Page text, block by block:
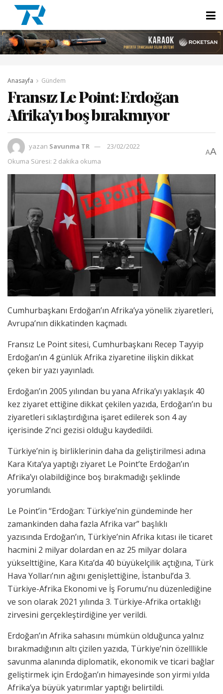
Anasayfa Gündem
Fransız Le Point: Erdoğan
Afrika’yı boş bırakmıyor
yazan Savunma TR
23/02/2022
Okuma Süresi: 2 dakika okuma
AA
Cumhurbaşkanı Erdoğan’ın Afrika’ya yönelik ziyaretleri,
Avrupa’nın dikkatinden kaçmadı.
Fransız Le Point sitesi, Cumhurbaşkanı Recep Tayyip
Erdoğan’ın 4 günlük Afrika ziyaretine ilişkin dikkat
çeken bir yazı yayınladı.
Erdoğan’ın 2005 yılından bu yana Afrika’yı yaklaşık 40
kez ziyaret ettiğine dikkat çekilen yazıda, Erdoğan’ın bu
ziyaretleri sıklaştırdığına işaret edilerek son 4 ay
içerisinde 2’nci gezisi olduğu kaydedildi.
Türkiye’nin iş birliklerinin daha da geliştirilmesi adına
Kara Kıta’ya yaptığı ziyaret Le Point’te Erdoğan’ın
Afrika’yı olabildiğince boş bırakmadığı şeklinde
yorumlandı.
Le Point’in “Erdoğan: Türkiye’nin gündeminde her
zamankinden daha fazla Afrika var” başlıklı
yazısında Erdoğan’ın, Türkiye’nin Afrika kıtası ile ticaret
hacmini 2 milyar dolardan en az 25 milyar dolara
yükselttiğine, Kara Kıta’da 40 büyükelçilik açtığına, Türk
Hava Yolları’nın ağını genişlettiğine, İstanbul’da 3.
Türkiye-Afrika Ekonomi ve İş Forumu’nu düzenlediğine
ve son olarak 2021 yılında 3. Türkiye-Afrika ortaklığı
zirvesini gerçekleştirdiğine yer verildi.
Erdoğan’ın Afrika sahasını mümkün olduğunca yalnız
bırakmadığının altı çizilen yazıda, Türkiye’nin özelllikle
savunma alanında diplomatik, ekonomik ve ticari bağlar
geliştirmek için Erdoğan’ın himayesinde son yirmi yılda
Afrika’ya büyük yatırımlar yaptığı belirtildi.